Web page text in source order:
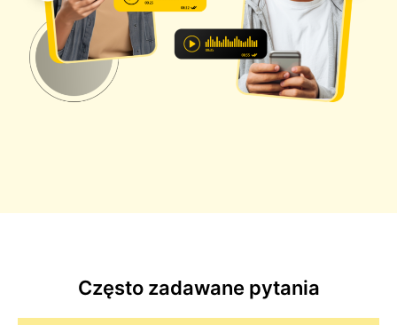
Często zadawane pytania